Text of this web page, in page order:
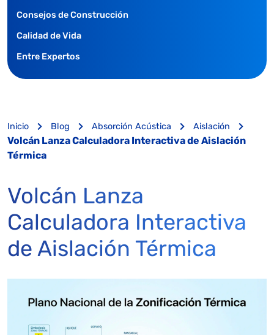
Consejos de Construcción
Calidad de Vida
Entre Expertos
Inicio Blog Absorción Acústica Aislación
Volcán Lanza Calculadora Interactiva de Aislación
Térmica
Volcán Lanza
Calculadora Interactiva
de Aislación Térmica